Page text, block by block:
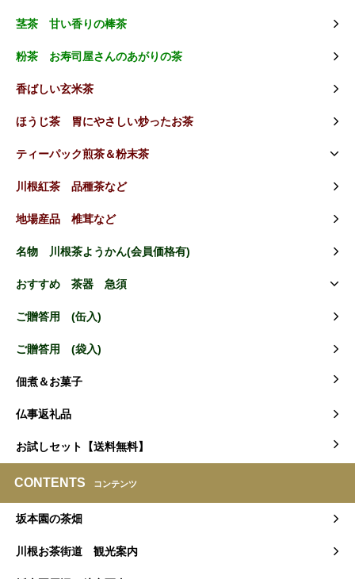
茎茶 甘い香りの棒茶
粉茶 お寿司屋さんのあがりの茶
香ばしい玄米茶
ほうじ茶 胃にやさしい炒ったお茶
ティーパック煎茶＆粉末茶
川根紅茶 品種茶など
地場産品 椎茸など
名物 川根茶ようかん(会員価格有)
おすすめ 茶器 急須
ご贈答用 (缶入)
ご贈答用 (袋入)
佃煮＆お菓子
仏事返礼品
お試しセット【送料無料】
CONTENTS コンテンツ
坂本園の茶畑
川根お茶街道 観光案内